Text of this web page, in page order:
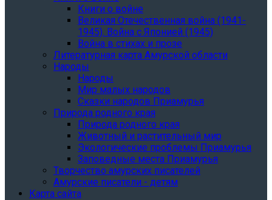
Книги о войне
Великая Отечественная война (1941-
1945). Война с Японией (1945)
Война в стихах и прозе
Литературная карта Амурской области
Народы
Народы
Мир малых народов
Сказки народов Приамурья
Природа родного края
Природа родного края
Животный и растительный мир
Экологические проблемы Приамурья
Заповедные места Приамурья
Творчество амурских писателей
Амурские писатели - детям
Карта сайта